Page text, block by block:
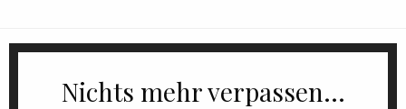
Nichts mehr verpassen...